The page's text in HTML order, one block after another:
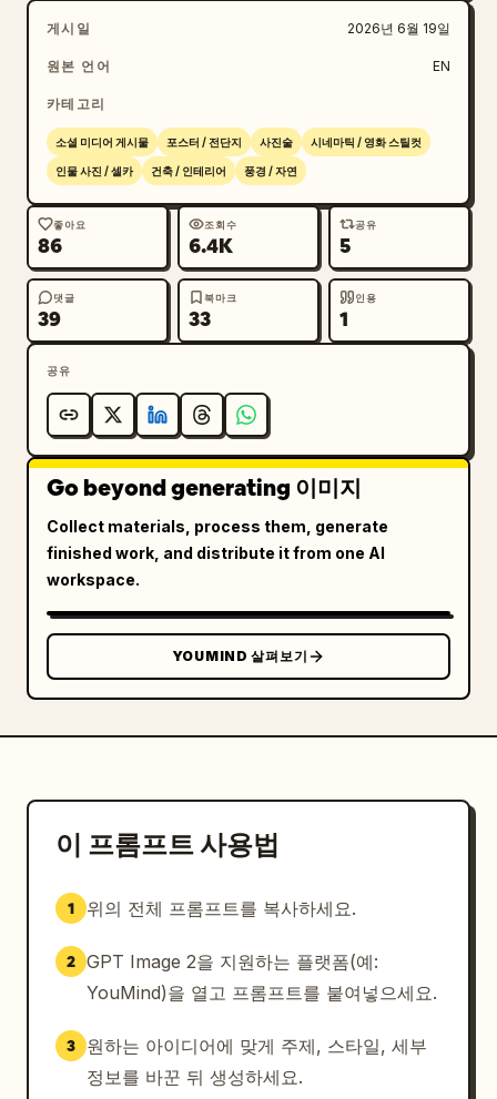
게시일 2026년 6월 19일
원본 언어 EN
카테고리
소셜 미디어 게시물 포스터 / 전단지 사진술 시네마틱 / 영화 스틸컷
인물 사진 / 셀카 건축 / 인테리어 풍경 / 자연
좋아요
86
조회수
6.4K
공유
5
댓글
39
북마크
33
인용
1
공유
Go beyond generating 이미지
Collect materials, process them, generate
finished work, and distribute it from one AI
workspace.
YOUMIND 살펴보기
이 프롬프트 사용법
1 위의 전체 프롬프트를 복사하세요.
2 GPT Image 2을 지원하는 플랫폼(예:
YouMind)을 열고 프롬프트를 붙여넣으세요.
3
원하는 아이디어에 맞게 주제, 스타일, 세부
정보를 바꾼 뒤 생성하세요.